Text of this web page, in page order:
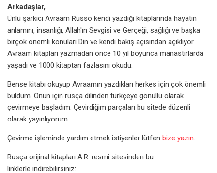
Arkadaşlar,
Ünlü şarkıcı Avraam Russo kendi yazdığı kitaplarında hayatın
anlamını, insanlığı, Allah'ın Sevgisi ve Gerçeği, sağlığı ve başka
birçok önemli konuları Din ve kendi bakış açısından açıklıyor.
Avraam kitapları yazmadan önce 10 yıl boyunca manastırlarda
yaşadı ve 1000 kitaptan fazlasını okudu.
Bense kitabı okuyup Avraamın yazdıkları herkes için çok önemli
buldum. Onun için rusça dilinden türkçeye gönüllü olarak
çevirmeye başladım. Çevirdiğim parçaları bu sitede düzenli
olarak yayınlıyorum.
Çevirme işleminde yardım etmek istiyenler lütfen bize yazın.
Rusça orijinal kitapları A.R. resmi sitesinden bu
linklerle indirebilirsiniz: